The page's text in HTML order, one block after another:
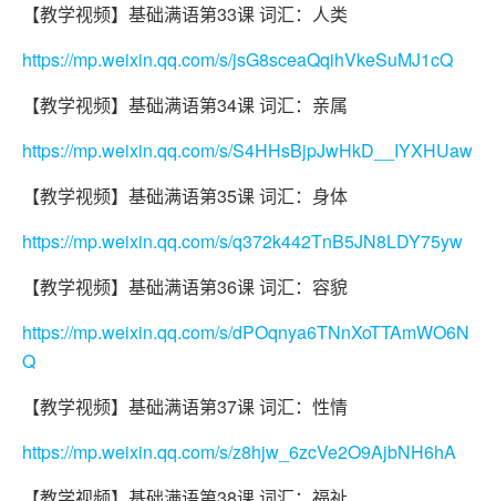
【教学视频】基础满语第33课 词汇：人类
https://mp.weixin.qq.com/s/jsG8sceaQqihVkeSuMJ1cQ
【教学视频】基础满语第34课 词汇：亲属
https://mp.weixin.qq.com/s/S4HHsBjpJwHkD__IYXHUaw
【教学视频】基础满语第35课 词汇：身体
https://mp.weixin.qq.com/s/q372k442TnB5JN8LDY75yw
【教学视频】基础满语第36课 词汇：容貌
https://mp.weixin.qq.com/s/dPOqnya6TNnXoTTAmWO6N
Q
【教学视频】基础满语第37课 词汇：性情
https://mp.weixin.qq.com/s/z8hjw_6zcVe2O9AjbNH6hA